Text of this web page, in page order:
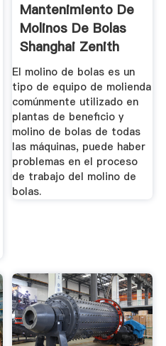
Mantenimiento De
Molinos De Bolas
Shanghai Zenith
Company
El molino de bolas es un
tipo de equipo de molienda
comúnmente utilizado en
plantas de beneficio y
molino de bolas de todas
las máquinas, puede haber
problemas en el proceso
de trabajo del molino de
bolas.